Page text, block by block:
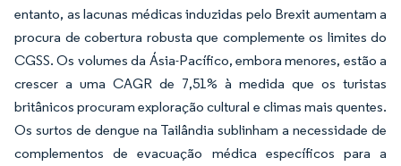
entanto, as lacunas médicas induzidas pelo Brexit aumentam a
procura de cobertura robusta que complemente os limites do
CGSS. Os volumes da Ásia-Pacífico, embora menores, estão a
crescer a uma CAGR de 7,51% à medida que os turistas
britânicos procuram exploração cultural e climas mais quentes.
Os surtos de dengue na Tailândia sublinham a necessidade de
complementos de evacuação médica específicos para a